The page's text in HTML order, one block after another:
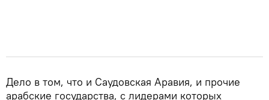
Дело в том, что и Саудовская Аравия, и прочие
арабские государства, с лидерами которых